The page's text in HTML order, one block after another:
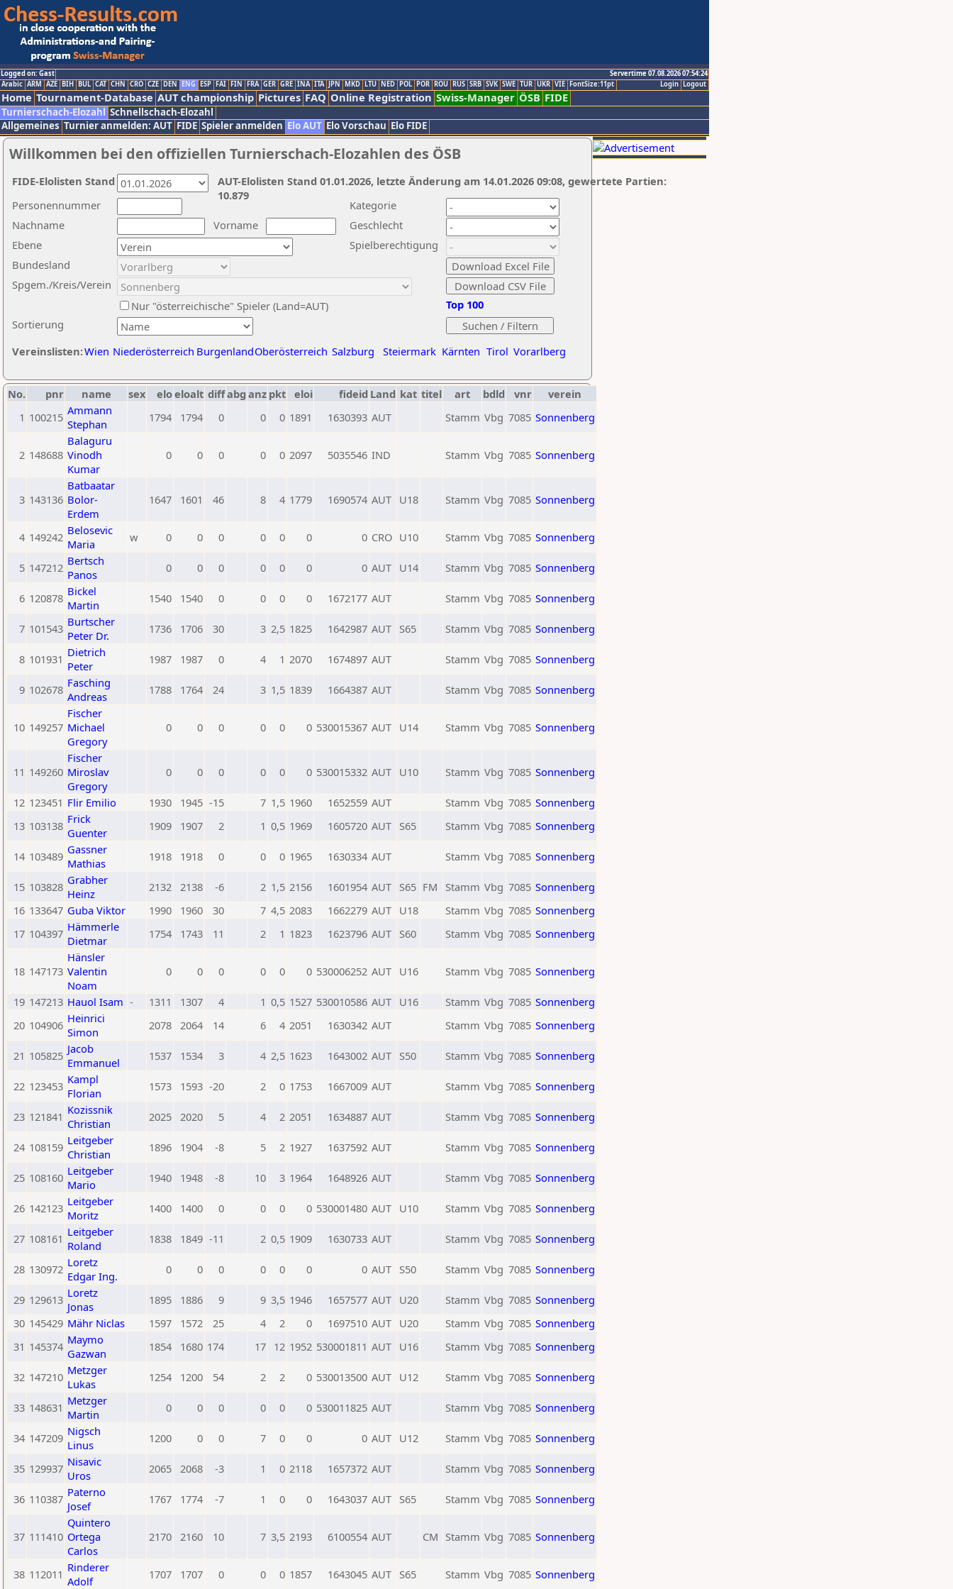
Logged on: Gast
Servertime 07.08.2026 07:54:24
Logout
Login
Arabic ARM AZE BIH BUL CAT CHN CRO CZE DEN ENG ESP FAI FIN FRA GER GRE INA ITA JPN MKD LTU NED POL POR ROU RUS SRB SVK SWE TUR UKR VIE FontSize:11pt
Home Tournament-Database AUT championship Pictures FAQ Online Registration Swiss-Manager ÖSB FIDE
Turnierschach-Elozahl Schnellschach-Elozahl
Allgemeines Turnier anmelden: AUT FIDE Spieler anmelden Elo AUT Elo Vorschau Elo FIDE
Willkommen bei den offiziellen Turnierschach-Elozahlen des ÖSB
Nachname
Vorname
Ebene
Kategorie
Sortierung
Personennummer
Bundesland
Spgem./Kreis/Verein
Geschlecht
Nur "österreichische" Spieler (Land=AUT)
Spielberechtigung
Vereinslisten:Wien Niederösterreich BurgenlandOberösterreich Salzburg Steiermark Kärnten Tirol Vorarlberg
Top 100
AUT-Elolisten Stand 01.01.2026, letzte Änderung am 14.01.2026 09:08, gewertete Partien:
10.879
FIDE-Elolisten Stand
No. pnr name sex eloeloalt diffabg anz pkt eloi fideid Land kat titel art bdld vnr
verein
1 100215 Ammann
Stephan
1794 1794 0 0 0 1891 1630393 AUT Stamm Vbg 7085 Sonnenberg
2 148688
Balaguru
Vinodh
Kumar
0 0 0 0 0 2097 5035546 IND Stamm Vbg 7085 Sonnenberg
3 143136
Batbaatar
Bolor-
Erdem
1647 1601 46 8 4 1779 1690574 AUT U18 Stamm Vbg 7085 Sonnenberg
4 149242 Belosevic
Maria
w 0 0 0 0 0 0 0 CRO U10 Stamm Vbg 7085 Sonnenberg
5 147212 Bertsch
Panos
0 0 0 0 0 0 0 AUT U14 Stamm Vbg 7085 Sonnenberg
6 120878 Bickel
Martin
1540 1540 0 0 0 0 1672177 AUT Stamm Vbg 7085 Sonnenberg
7 101543 Burtscher
Peter Dr.
1736 1706 30 3 2,5 1825 1642987 AUT S65 Stamm Vbg 7085 Sonnenberg
8 101931 Dietrich
Peter
1987 1987 0 4 1 2070 1674897 AUT Stamm Vbg 7085 Sonnenberg
9 102678 Fasching
Andreas
1788 1764 24 3 1,5 1839 1664387 AUT Stamm Vbg 7085 Sonnenberg
10 149257
Fischer
Michael
Gregory
0 0 0 0 0 0 530015367 AUT U14 Stamm Vbg 7085 Sonnenberg
11 149260
Fischer
Miroslav
Gregory
0 0 0 0 0 0 530015332 AUT U10 Stamm Vbg 7085 Sonnenberg
12 123451 Flir Emilio 1930 1945 -15 7 1,5 1960 1652559 AUT Stamm Vbg 7085 Sonnenberg
13 103138 Frick
Guenter
1909 1907 2 1 0,5 1969 1605720 AUT S65 Stamm Vbg 7085 Sonnenberg
14 103489 Gassner
Mathias
1918 1918 0 0 0 1965 1630334 AUT Stamm Vbg 7085 Sonnenberg
15 103828 Grabher
Heinz
2132 2138 -6 2 1,5 2156 1601954 AUT S65 FM Stamm Vbg 7085 Sonnenberg
16 133647 Guba Viktor 1990 1960 30 7 4,5 2083 1662279 AUT U18 Stamm Vbg 7085 Sonnenberg
17 104397 Hämmerle
Dietmar
1754 1743 11 2 1 1823 1623796 AUT S60 Stamm Vbg 7085 Sonnenberg
18 147173
Hänsler
Valentin
Noam
0 0 0 0 0 0 530006252 AUT U16 Stamm Vbg 7085 Sonnenberg
19 147213 Hauol Isam - 1311 1307 4 1 0,5 1527 530010586 AUT U16 Stamm Vbg 7085 Sonnenberg
20 104906 Heinrici
Simon
2078 2064 14 6 4 2051 1630342 AUT Stamm Vbg 7085 Sonnenberg
21 105825 Jacob
Emmanuel
1537 1534 3 4 2,5 1623 1643002 AUT S50 Stamm Vbg 7085 Sonnenberg
22 123453 Kampl
Florian
1573 1593 -20 2 0 1753 1667009 AUT Stamm Vbg 7085 Sonnenberg
23 121841 Kozissnik
Christian
2025 2020 5 4 2 2051 1634887 AUT Stamm Vbg 7085 Sonnenberg
24 108159 Leitgeber
Christian
1896 1904 -8 5 2 1927 1637592 AUT Stamm Vbg 7085 Sonnenberg
25 108160 Leitgeber
Mario
1940 1948 -8 10 3 1964 1648926 AUT Stamm Vbg 7085 Sonnenberg
26 142123 Leitgeber
Moritz
1400 1400 0 0 0 0 530001480 AUT U10 Stamm Vbg 7085 Sonnenberg
27 108161 Leitgeber
Roland
1838 1849 -11 2 0,5 1909 1630733 AUT Stamm Vbg 7085 Sonnenberg
28 130972 Loretz
Edgar Ing.
0 0 0 0 0 0 0 AUT S50 Stamm Vbg 7085 Sonnenberg
29 129613 Loretz
Jonas
1895 1886 9 9 3,5 1946 1657577 AUT U20 Stamm Vbg 7085 Sonnenberg
30 145429 Mähr Niclas 1597 1572 25 4 2 0 1697510 AUT U20 Stamm Vbg 7085 Sonnenberg
31 145374 Maymo
Gazwan
1854 1680 174 17 12 1952 530001811 AUT U16 Stamm Vbg 7085 Sonnenberg
32 147210 Metzger
Lukas
1254 1200 54 2 2 0 530013500 AUT U12 Stamm Vbg 7085 Sonnenberg
33 148631 Metzger
Martin
0 0 0 0 0 0 530011825 AUT Stamm Vbg 7085 Sonnenberg
34 147209 Nigsch
Linus
1200 0 0 7 0 0 0 AUT U12 Stamm Vbg 7085 Sonnenberg
35 129937 Nisavic
Uros
2065 2068 -3 1 0 2118 1657372 AUT Stamm Vbg 7085 Sonnenberg
36 110387 Paterno
Josef
1767 1774 -7 1 0 0 1643037 AUT S65 Stamm Vbg 7085 Sonnenberg
37 111410
Quintero
Ortega
Carlos
2170 2160 10 7 3,5 2193 6100554 AUT CM Stamm Vbg 7085 Sonnenberg
38 112011 Rinderer
Adolf
1707 1707 0 0 0 1857 1643045 AUT S65 Stamm Vbg 7085 Sonnenberg